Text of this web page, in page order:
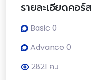
รายละเอียดคอร์ส
Basic 0
Advance 0
2821 คน